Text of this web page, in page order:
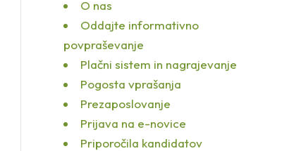
O nas
Oddajte informativno
povpraševanje
Plačni sistem in nagrajevanje
Pogosta vprašanja
Prezaposlovanje
Prijava na e-novice
Priporočila kandidatov